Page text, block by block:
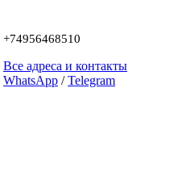
+74956468510
Все адреса и контакты
WhatsApp /Telegram